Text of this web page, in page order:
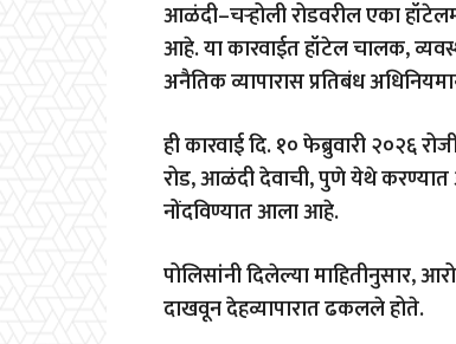
आळंदी–चऱ्होली रोडवरील एका
आहे. या कारवाईत हॉटेल चालक,
अनैतिक व्यापारास प्रतिबंध
ही कारवाई दि. १० फेब्रुवारी २०२६
रोड, आळंदी देवाची, पुणे येथे करण्यात
नोंदविण्यात आला आहे.
पोलिसांनी दिलेल्या माहितीनुसार,
दाखवून देहव्यापारात ढकलले होते.